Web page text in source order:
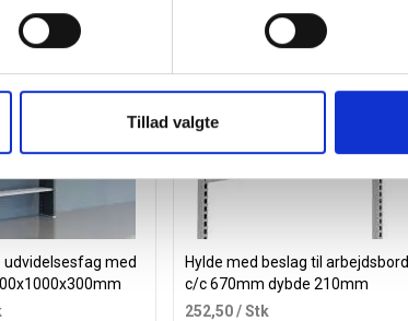
Tillad valgte
udvidelsesfag med
Hylde med beslag til arbejdsbord
c/c 670mm dybde 210mm
252,50/ Stk